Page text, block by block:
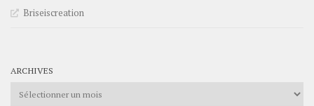
Briseiscreation
ARCHIVES
Archives